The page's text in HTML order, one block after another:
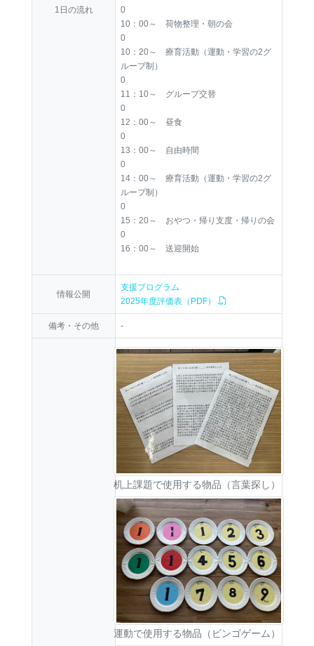
1日の流れ
0
10：00～ 荷物整理・朝の会
0
10：20～ 療育活動（運動・学習の2グ
ループ制）
0
11：10～ グループ交替
0
12：00～ 昼食
0
13：00～ 自由時間
0
14：00～ 療育活動（運動・学習の2グ
ループ制）
0
15：20～ おやつ・帰り支度・帰りの会
0
16：00～ 送迎開始
情報公開
支援プログラム
2025年度評価表（PDF）
備考・その他 -
机上課題で使用する物品（言葉探し）
運動で使用する物品（ビンゴゲーム）